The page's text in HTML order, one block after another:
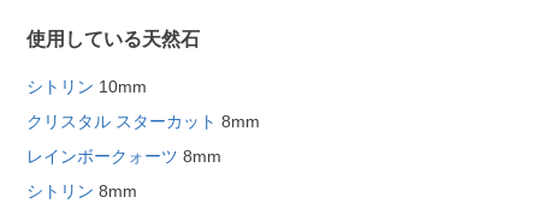
使用している天然石
シトリン 10mm
クリスタル スターカット 8mm
レインボークォーツ 8mm
シトリン 8mm